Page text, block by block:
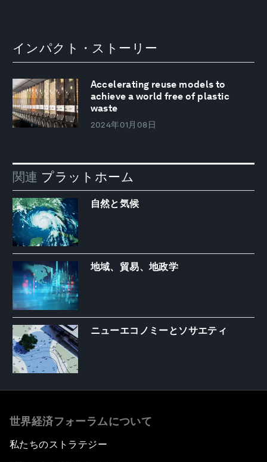
インパクト・ストーリー
Accelerating reuse models to
achieve a world free of plastic
waste
2024年01月08日
関連 プラットホーム
自然と気候
地域、貿易、地政学
ニューエコノミーとソサエティ
世界経済フォーラムについて
私たちのストラテジー